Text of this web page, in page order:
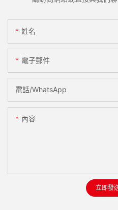
姓名
電子郵件
電話/WhatsApp
內容
立即發